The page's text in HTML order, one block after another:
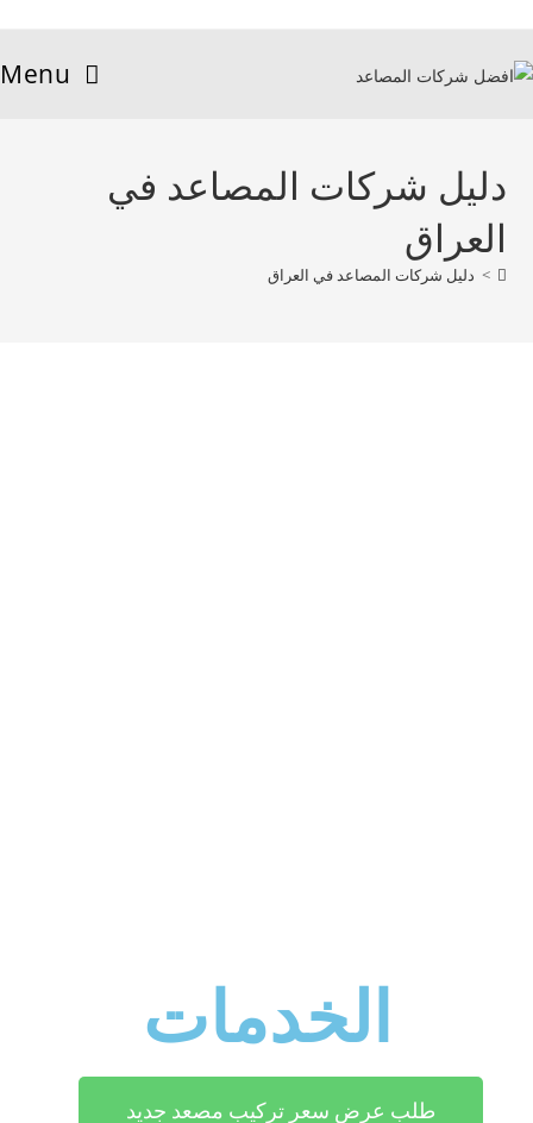
Menu
دليل شركات المصاعد في
العراق
> دليل شركات المصاعد في العراق
الخدمات
طلب عرض سعر تركيب مصعد جديد